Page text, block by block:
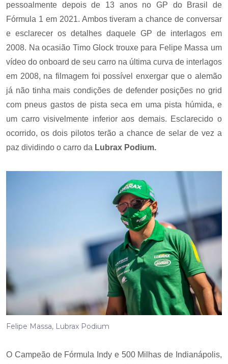
pessoalmente depois de 13 anos no GP do Brasil de
Fórmula 1 em 2021. Ambos tiveram a chance de conversar
e esclarecer os detalhes daquele GP de interlagos em
2008. Na ocasião Timo Glock trouxe para Felipe Massa um
vídeo do onboard de seu carro na última curva de interlagos
em 2008, na filmagem foi possível enxergar que o alemão
já não tinha mais condições de defender posições no grid
com pneus gastos de pista seca em uma pista húmida, e
um carro visivelmente inferior aos demais. Esclarecido o
ocorrido, os dois pilotos terão a chance de selar de vez a
paz dividindo o carro da Lubrax Podium.
Felipe Massa, Lubrax Podium
O Campeão de Fórmula Indy e 500 Milhas de Indianápolis,